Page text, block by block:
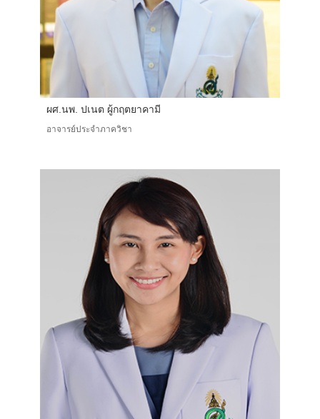
ผศ.นพ. ปเนต ผู้กฤตยาคามี
อาจารย์ประจำภาควิชา